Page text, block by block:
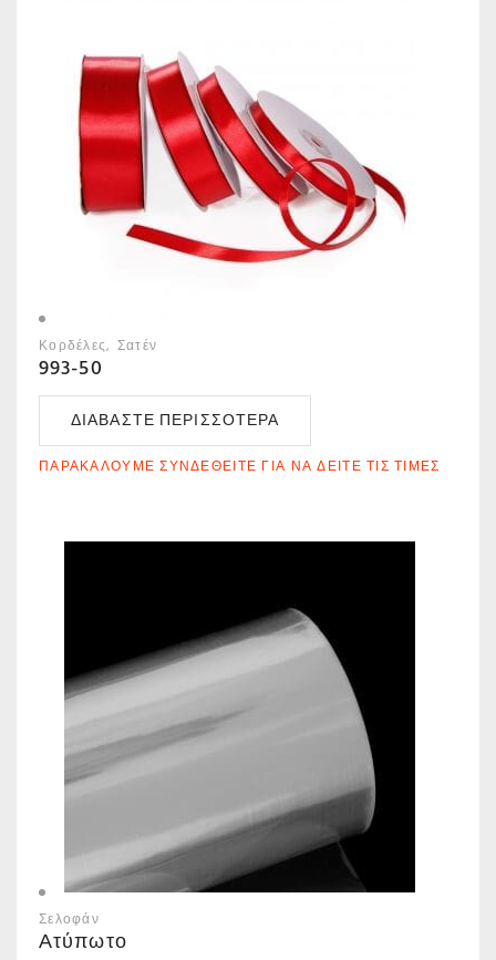
Κορδέλες Σατέν
993-50
ΔΙΑΒΆΣΤΕ ΠΕΡΙΣΣΌΤΕΡΑ
ΠΑΡΑΚΑΛΟΎΜΕ ΣΥΝΔΕΘΕΊΤΕ ΓΙΑ ΝΑ ΔΕΊΤΕ ΤΙΣ ΤΙΜΈΣ
Σελοφάν
Ατύπωτο